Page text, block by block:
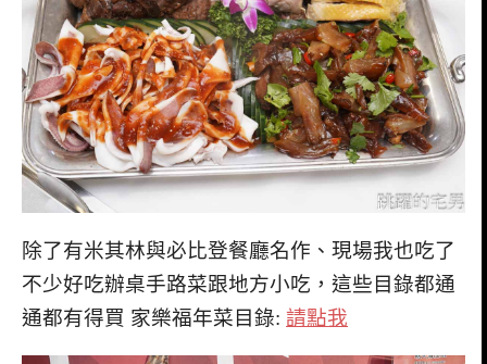
除了有米其林與必比登餐廳名作、現場我也吃了
不少好吃辦桌手路菜跟地方小吃，這些目錄都通
通都有得買 家樂福年菜目錄: 請點我